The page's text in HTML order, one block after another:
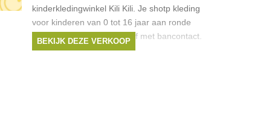
kinderkledingwinkel Kili Kili. Je shotp kleding
voor kinderen van 0 tot 16 jaar aan ronde
prijzen. Betalen kan cash of met bancontact.
BEKIJK DEZE VERKOOP